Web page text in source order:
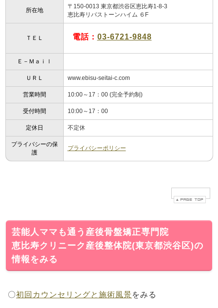
所在地
〒150-0013 東京都渋谷区恵比寿1-8-3
恵比寿リバストーンハイム ６F
ＴＥＬ 電話： 03-6721-9848
Ｅ－Ｍａｉｌ
ＵＲＬ www.ebisu-seitai-c.com
営業時間 10:00～17：00 (完全予約制)
受付時間 10:00～17：00
定休日 不定休
プライバシーの保
護
プライバシーポリシー
芸能人ママも通う産後骨盤矯正専門院
恵比寿クリニーク産後整体院(東京都渋谷区)の
情報をみる
〇初回カウンセリングと施術風景をみる